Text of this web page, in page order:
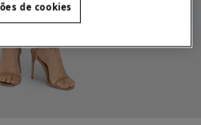
de cookies